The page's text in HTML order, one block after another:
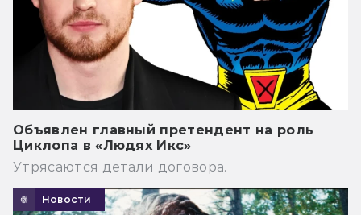
Объявлен главный претендент на роль
Циклопа в «Людях Икс»
Утрясаются детали договора.
Новости